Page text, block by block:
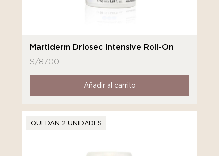
Martiderm Driosec Intensive Roll-On
S/87.00
Añadir al carrito
QUEDAN 2 UNIDADES